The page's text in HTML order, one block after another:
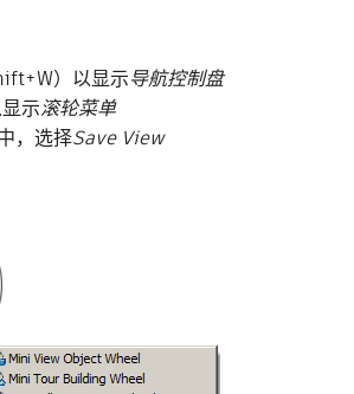
）以显示导航控制盘
示滚轮菜单
，选择Save View